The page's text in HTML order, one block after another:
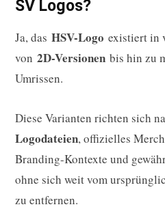
SV Logos?
Ja, das HSV-Logo existiert in
von 2D-Versionen bis hin zu
Umrissen.
Diese Varianten richten sich
Logodateien, offizielles
Branding-Kontexte und
ohne sich weit vom
zu entfernen.